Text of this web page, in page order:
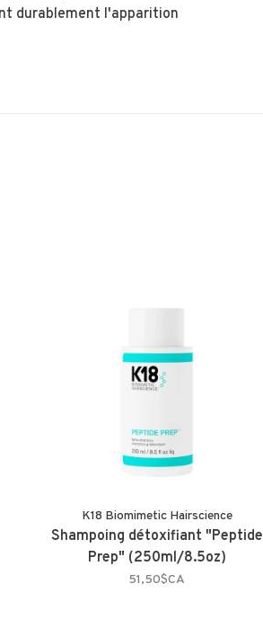
durablement l'apparition
K18 Biomimetic Hairscience
Shampoing détoxifiant "Peptide
Prep" (250ml/8.5oz)
51,50$CA